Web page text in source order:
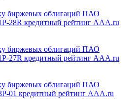
биржевых облигаций ПАО
28R кредитный рейтинг AAA.ru
биржевых облигаций ПАО
27R кредитный рейтинг AAA.ru
биржевых облигаций ПАО
01 кредитный рейтинг AAA.ru